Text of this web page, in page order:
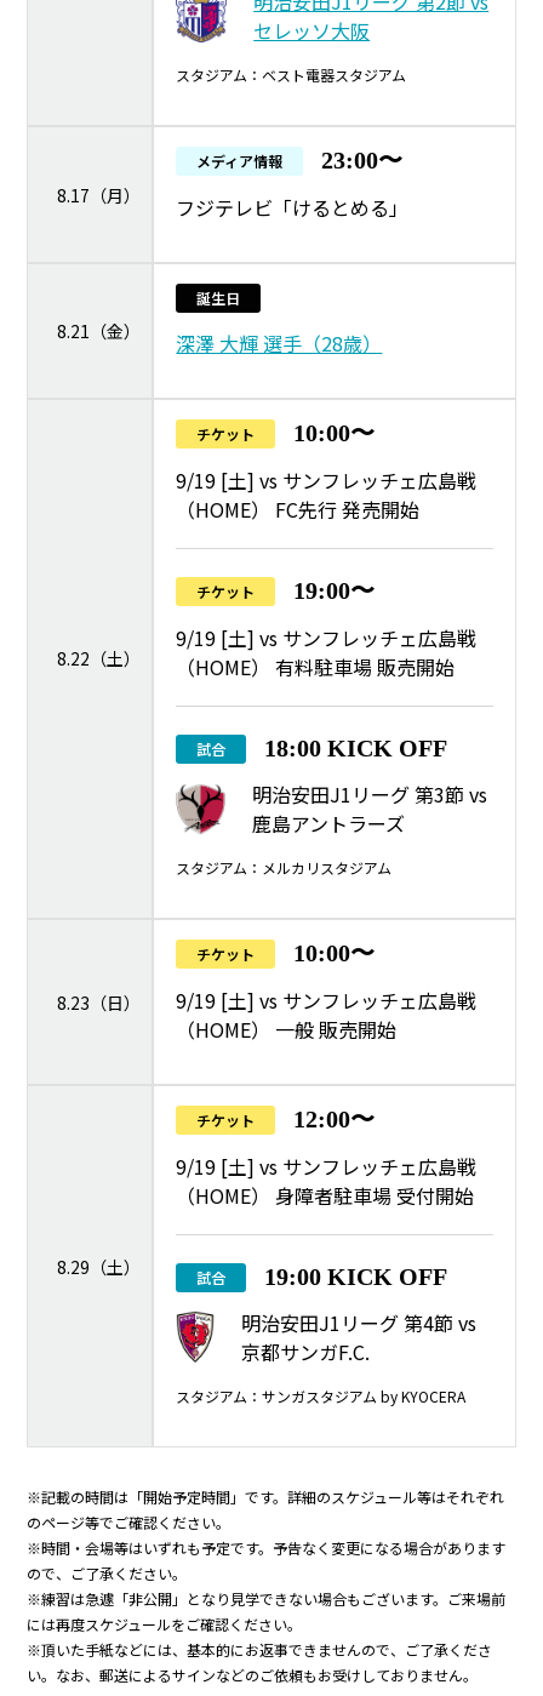
セレッソ大阪
スタジアム：ベスト電器スタジアム
8.17（月）
メディア情報 23:00〜
フジテレビ「けるとめる」
8.21（金）
誕生日
深澤 大輝 選手（28歳）
8.22（土）
チケット 10:00〜
9/19 [土] vs サンフレッチェ広島戦
（HOME） FC先行 発売開始
チケット 19:00〜
9/19 [土] vs サンフレッチェ広島戦
（HOME） 有料駐車場 販売開始
試合 18:00 KICK OFF
明治安田J1リーグ 第3節 vs
鹿島アントラーズ
スタジアム：メルカリスタジアム
8.23（日）
チケット 10:00〜
9/19 [土] vs サンフレッチェ広島戦
（HOME） 一般 販売開始
8.29（土）
チケット 12:00〜
9/19 [土] vs サンフレッチェ広島戦
（HOME） 身障者駐車場 受付開始
試合 19:00 KICK OFF
明治安田J1リーグ 第4節 vs
京都サンガF.C.
スタジアム：サンガスタジアム by KYOCERA
※記載の時間は「開始予定時間」です。詳細のスケジュール等はそれぞれ
のページ等でご確認ください。
※時間・会場等はいずれも予定です。予告なく変更になる場合があります
ので、ご了承ください。
※練習は急遽「非公開」となり見学できない場合もございます。ご来場前
には再度スケジュールをご確認ください。
※頂いた手紙などには、基本的にお返事できませんので、ご了承くださ
い。なお、郵送によるサインなどのご依頼もお受けしておりません。